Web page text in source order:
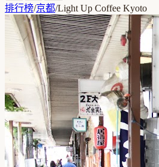
排行榜/京都/Light Up Coffee Kyoto